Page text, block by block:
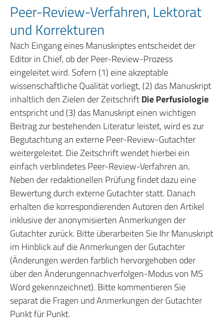
Peer-Review-Verfahren, Lektorat
und Korrekturen
Nach Eingang eines Manuskriptes entscheidet der
Editor in Chief, ob der Peer-Review-Prozess
eingeleitet wird. Sofern (1) eine akzeptable
wissenschaftliche Qualität vorliegt, (2) das Manuskript
inhaltlich den Zielen der ZeitschriftDie Perfusiologie
entspricht und (3) das Manuskript einen wichtigen
Beitrag zur bestehenden Literatur leistet, wird es zur
Begutachtung an externe Peer-Review-Gutachter
weitergeleitet. Die Zeitschrift wendet hierbei ein
einfach verblindetes Peer-Review-Verfahren an.
Neben der redaktionellen Prüfung findet dazu eine
Bewertung durch externe Gutachter statt. Danach
erhalten die korrespondierenden Autoren den Artikel
inklusive der anonymisierten Anmerkungen der
Gutachter zurück. Bitte überarbeiten Sie Ihr Manuskript
im Hinblick auf die Anmerkungen der Gutachter
(Änderungen werden farblich hervorgehoben oder
über den Änderungennachverfolgen-Modus von MS
Word gekennzeichnet). Bitte kommentieren Sie
separat die Fragen und Anmerkungen der Gutachter
Punkt für Punkt.